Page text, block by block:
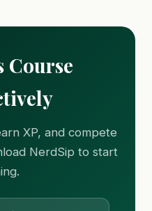
Course
XP, and compete
NerdSip to start